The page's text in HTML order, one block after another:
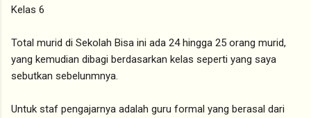
Kelas 6
Total murid di Sekolah Bisa ini ada 24 hingga 25 orang murid,
yang kemudian dibagi berdasarkan kelas seperti yang saya
sebutkan sebelunmnya.
Untuk staf pengajarnya adalah guru formal yang berasal dari